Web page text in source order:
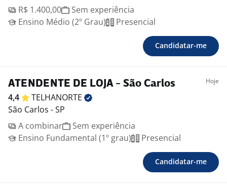
R$ 1.400,00
Sem experiência
Ensino Médio (2º Grau)
Presencial
Candidatar-me
ATENDENTE DE LOJA - São Carlos Hoje
4,4
TELHANORTE
São Carlos - SP
A combinar
Sem experiência
Ensino Fundamental (1º grau)
Presencial
Candidatar-me